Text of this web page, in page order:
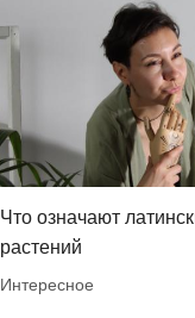
Что означают
растений
Интересное